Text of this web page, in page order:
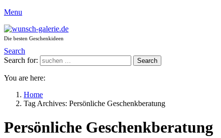
Menu
Die besten Geschenkideen
Search
Search for:
Search
You are here:
Home
Tag Archives: Persönliche Geschenkberatung
Persönliche Geschenkberatung